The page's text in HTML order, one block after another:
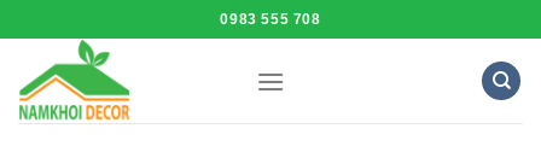
to
content
0983 555 708